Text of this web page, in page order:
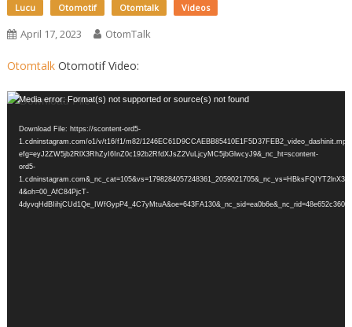
Lucu Otomotif Otomtalk Videos
April 17, 2023 OtomTalk
OtomtalkOtomotif Video:
Video
Media error: Format(s) not supported or source(s) not found
Download File: https://scontent-ord5-
1.cdninstagram.com/o1/v/t16/f1/m82/
efg=eyJ2ZW5jb2RlX3RhZyI6InZ0c192b2RfdXJsZ2VuLjcyMC5jbGlwcyJ9&_nc_ht=scontent-
ord5-
4&oh=00_AfC84PjcT-